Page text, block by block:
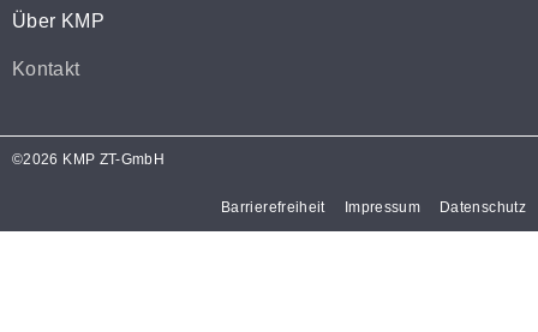
Über KMP
Kontakt
©2026 KMP ZT-GmbH
Barrierefreiheit Impressum Datenschutz